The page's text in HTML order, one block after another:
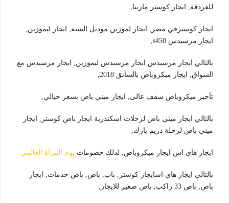
للغردقة, ايجار كوستر مارينا,
ايجار كوسترفي مصر, ايجار لموزين موديل السنة, ايجار ليموزين,
ايجار مرسيدس s450,
بالتالي ايجار مرسيدس ايجار مرسيدس ليموزين, ايجار مرسيدس مع
السواق, ايجار ميكروباص بالسائق 2018,
تأجير ميكروباص سقف عالى, ايجار ميني باص بسعر خيالي,
بالتالي ايجار ميني باص لرحلات اسكندرية ايجار باص كوستر, ايجار
ميني باص لرحلة دريم بارك,
ايجار هاي اس ايجار ميكروباص, لذلك خصومات يوم المرأة العالمي
بالتالي ايجار هاي اسايجار كوستر, باب, باص, باص خدمات, ايجار
باص, باص 33 راكب, باص صغير للايجار,